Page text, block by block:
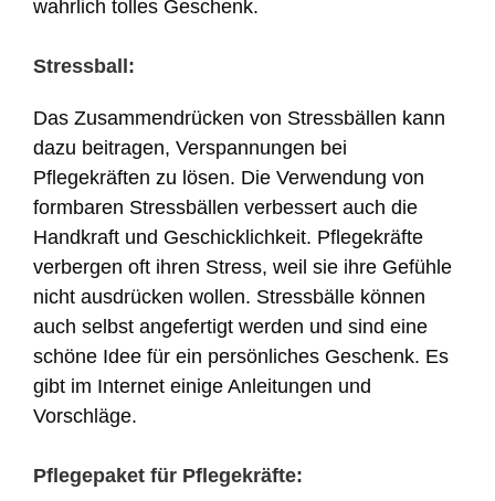
wahrlich tolles Geschenk.
Stressball:
Das Zusammendrücken von Stressbällen kann
dazu beitragen, Verspannungen bei
Pflegekräften zu lösen. Die Verwendung von
formbaren Stressbällen verbessert auch die
Handkraft und Geschicklichkeit. Pflegekräfte
verbergen oft ihren Stress, weil sie ihre Gefühle
nicht ausdrücken wollen. Stressbälle können
auch selbst angefertigt werden und sind eine
schöne Idee für ein persönliches Geschenk. Es
gibt im Internet einige Anleitungen und
Vorschläge.
Pflegepaket für Pflegekräfte: